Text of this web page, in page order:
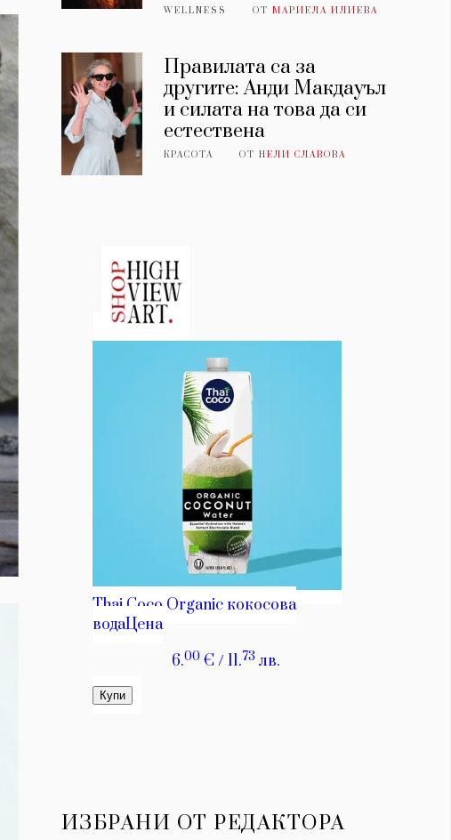
WELLNESS ОТМАРИЕЛА ИЛИЕВА
Правилата са за
другите: Анди Макдауъл
и силата на това да си
естествена
КРАСОТА ОТНЕЛИ СЛАВОВА
ИЗБРАНИ ОТ РЕДАКТОРА